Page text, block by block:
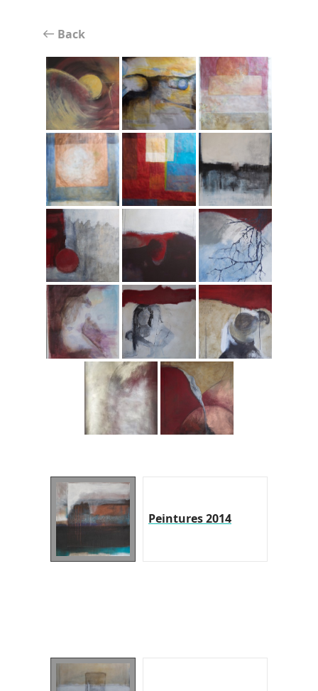
Back
Peintures 2014